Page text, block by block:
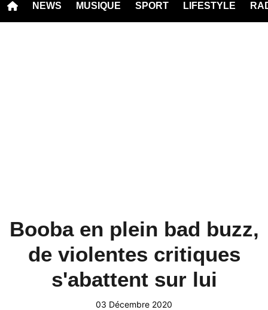
NEWS MUSIQUE SPORT LIFESTYLE
Booba en plein bad buzz,
de violentes critiques
s'abattent sur lui
03 Décembre 2020